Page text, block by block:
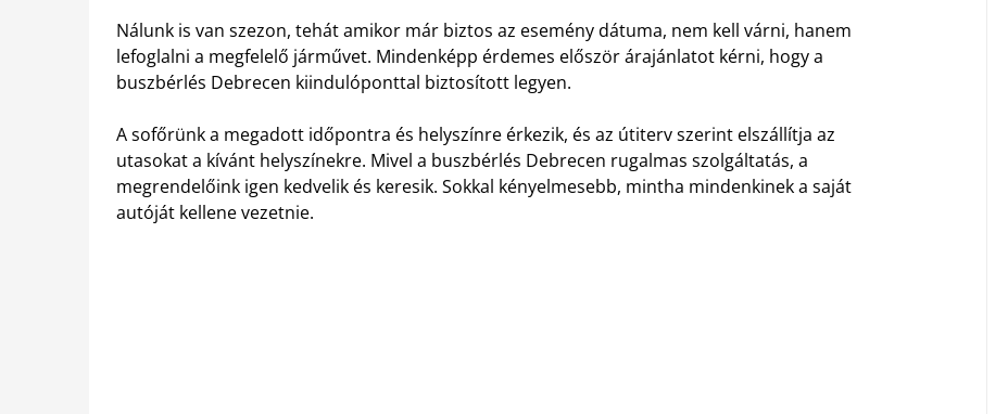
Nálunk is van szezon, tehát amikor már biztos az esemény dátuma, nem kell várni, hanem
lefoglalni a megfelelő járművet. Mindenképp érdemes először árajánlatot kérni, hogy a
buszbérlés Debrecen kiindulóponttal biztosított legyen.
A sofőrünk a megadott időpontra és helyszínre érkezik, és az útiterv szerint elszállítja az
utasokat a kívánt helyszínekre. Mivel a buszbérlés Debrecen rugalmas szolgáltatás, a
megrendelőink igen kedvelik és keresik. Sokkal kényelmesebb, mintha mindenkinek a saját
autóját kellene vezetnie.